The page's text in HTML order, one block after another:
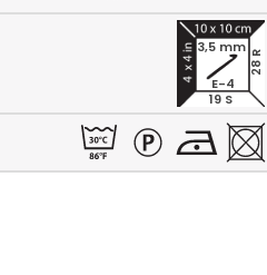
19 S
28 R
3,5 mm
E-4